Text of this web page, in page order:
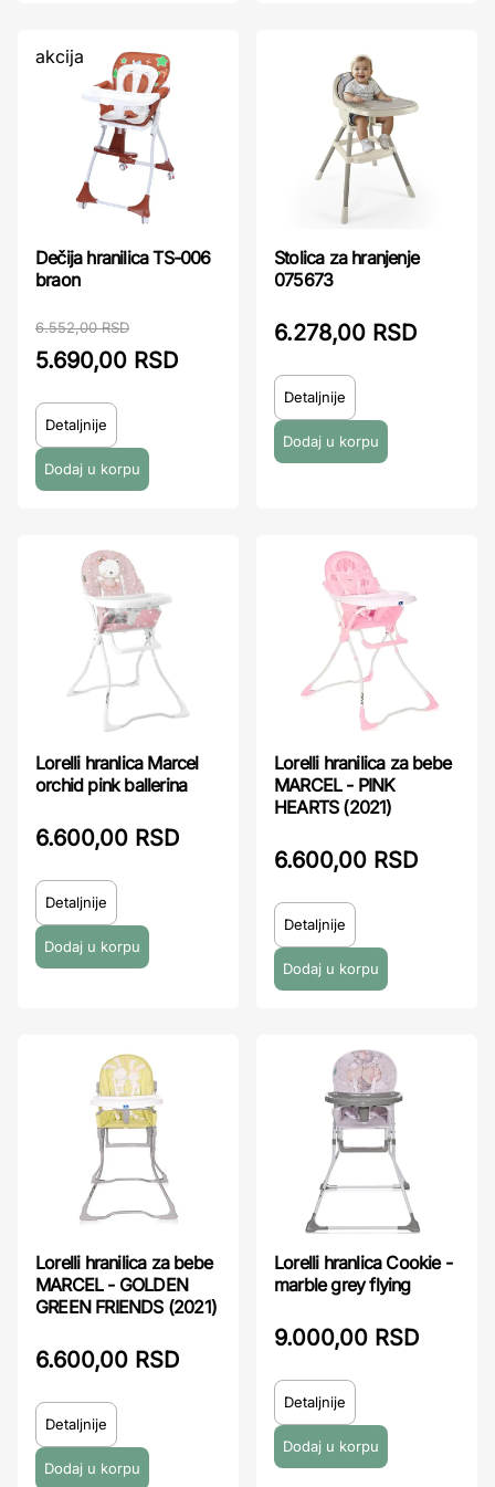
akcija
Dečija hranilica TS-006
braon
6.552,00 RSD
5.690,00 RSD
Detaljnije
Stolica za hranjenje
075673
6.278,00 RSD
Detaljnije
Lorelli hranlica Marcel
orchid pink ballerina
6.600,00 RSD
Detaljnije
Lorelli hranilica za bebe
MARCEL - PINK
HEARTS (2021)
6.600,00 RSD
Detaljnije
Lorelli hranilica za bebe
MARCEL - GOLDEN
GREEN FRIENDS (2021)
6.600,00 RSD
Detaljnije
Lorelli hranlica Cookie -
marble grey flying
9.000,00 RSD
Detaljnije